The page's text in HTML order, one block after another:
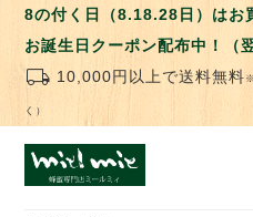
8の付く日（8.18.28日）は
お誕生日クーポン配布中！
local_shipping 10,000円以上で送料無料
く）